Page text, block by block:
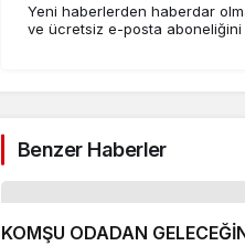
Yeni haberlerden haberdar
ve ücretsiz e-posta aboneliğini
Benzer Haberler
KOMŞU ODADAN